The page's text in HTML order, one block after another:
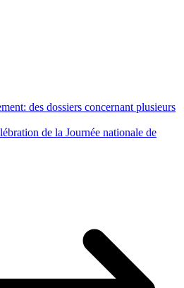
des dossiers concernant plusieurs
de la Journée nationale de